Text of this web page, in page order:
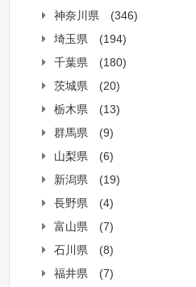
神奈川県
(346)
埼玉県
(194)
千葉県
(180)
茨城県
(20)
栃木県
(13)
群馬県
(9)
山梨県
(6)
新潟県
(19)
長野県
(4)
富山県
(7)
石川県
(8)
福井県
(7)